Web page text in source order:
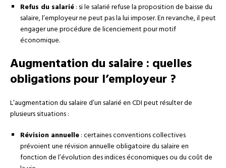
Refus du salarié: si le salarié refuse la proposition de baisse du
salaire, l’employeur ne peut pas la lui imposer. En revanche, il peut
engager une procédure de licenciement pour motif
économique.
Augmentation du salaire : quelles
obligations pour l’employeur ?
L’augmentation du salaire d’un salarié en CDI peut résulter de
plusieurs situations :
Révision annuelle: certaines conventions collectives
prévoient une révision annuelle obligatoire du salaire en
fonction de l’évolution des indices économiques ou du coût de